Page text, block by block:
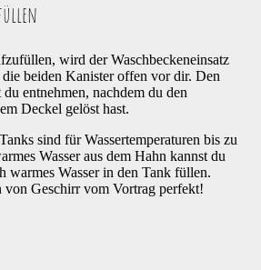
wird der Waschbeckeneinsatz
beiden Kanister offen vor dir. Den
entnehmen, nachdem du den
Deckel gelöst hast.
sind für Wassertemperaturen bis zu
Wasser aus dem Hahn kannst du
warmes Wasser in den Tank füllen.
von Geschirr vom Vortrag perfekt!